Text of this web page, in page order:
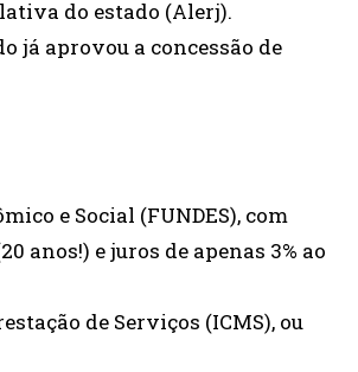
do estado (Alerj).
já aprovou a concessão de
e Social (FUNDES), com
anos!) e juros de apenas 3% ao
de Serviços (ICMS), ou